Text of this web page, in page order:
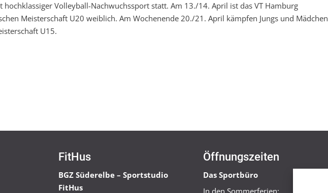
hochklassiger Volleyball-Nachwuchssport statt. Am 13./14. April ist das VT Hamburg
Meisterschaft U20 weiblich. Am Wochenende 20./21. April kämpfen Jungs und Mädchen
U15.
FitHus
BGZ Süderelbe – Sportstudio
FitHus
Öffnungszeiten
Das Sportbüro
In den Sommerferien: